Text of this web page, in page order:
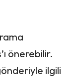
önerebilir.
ilgili